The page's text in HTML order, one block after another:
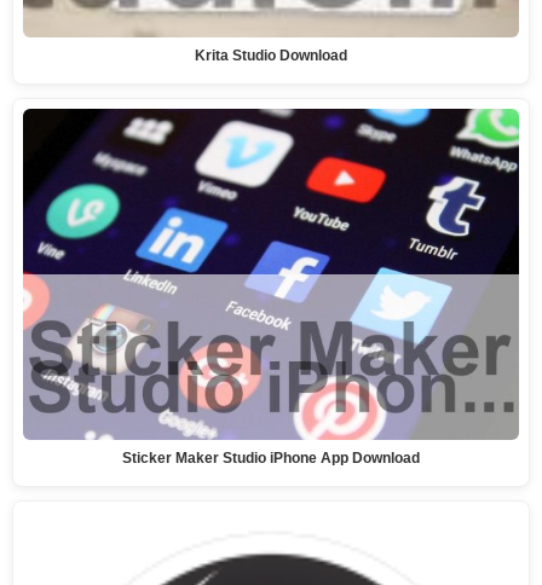
Krita Studio Download
Sticker Maker Studio iPhone App Download